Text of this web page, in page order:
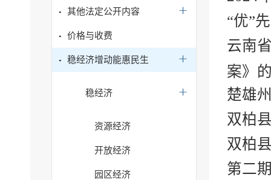
其他法定公开内容
价格与收费
稳经济增动能惠民生
稳经济
资源经济
开放经济
园区经济
“优”
云南
案》
楚雄
双柏
双柏
第二